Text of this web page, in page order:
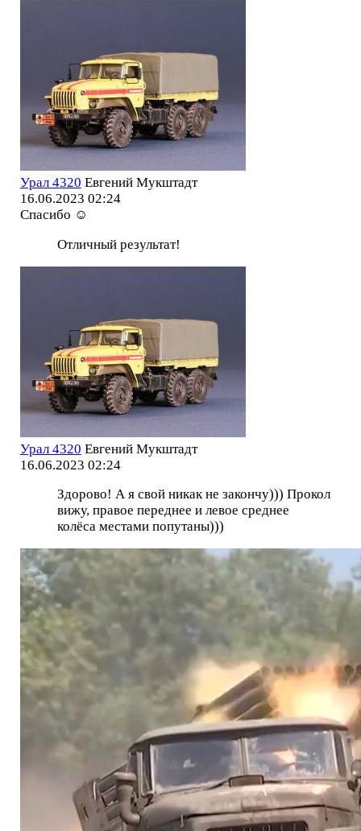
Урал 4320 Евгений Мукштадт
16.06.2023 02:24
Спасибо ☺️
Отличный результат!
Урал 4320 Евгений Мукштадт
16.06.2023 02:24
Здорово! А я свой никак не закончу))) Прокол
вижу, правое переднее и левое среднее
колёса местами попутаны)))